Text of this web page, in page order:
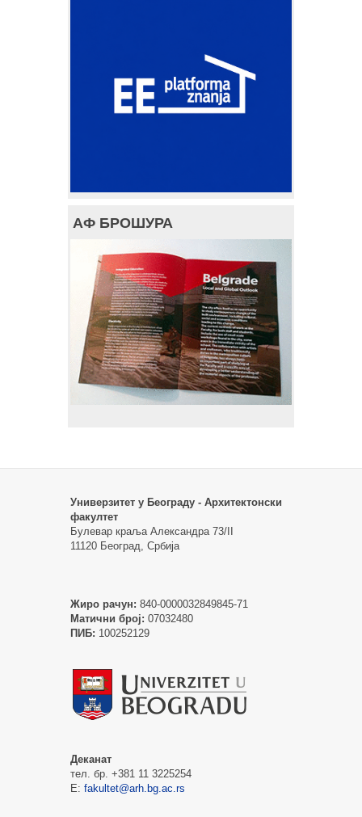
АФ БРОШУРА
Универзитет у Београду - Архитектонски
факултет
Булевар краља Александра 73/II
11120 Београд, Србија
Жиро рачун: 840-0000032849845-71
Матични број: 07032480
ПИБ: 100252129
Деканат
тел. бр. +381 11 3225254
Е: fakultet@arh.bg.ac.rs